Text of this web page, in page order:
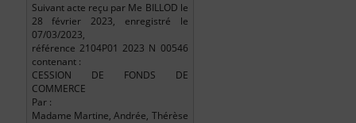
Suivant acte reçu par Me BILLOD le
28 février 2023, enregistré le
07/03/2023,
référence 2104P01 2023 N 00546
contenant :
CESSION DE FONDS DE
COMMERCE
Par :
Madame Martine, Andrée, Thérèse